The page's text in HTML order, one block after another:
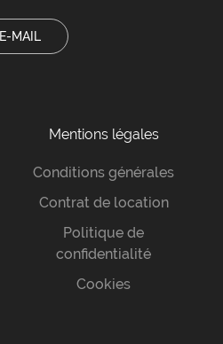
E-MAIL
Mentions légales
Conditions générales
Contrat de location
Politique de
confidentialité
Cookies